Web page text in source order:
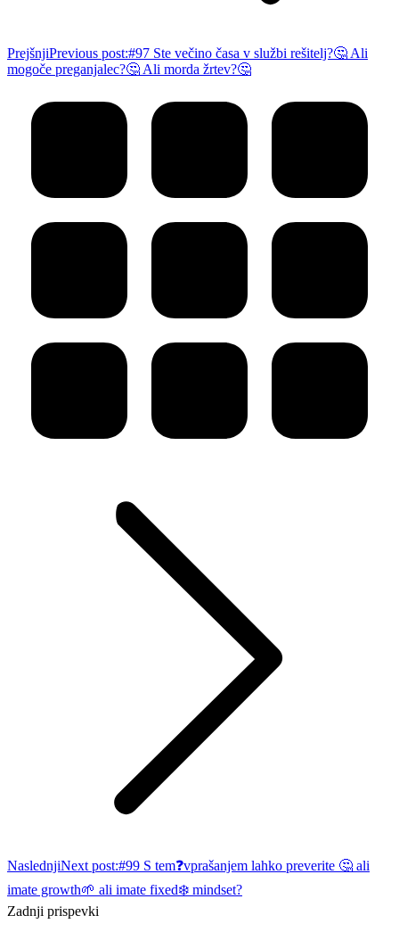
PrejšnjiPrevious post:#97 Ste večino časa v službi rešitelj?🤔 Ali
mogoče preganjalec?🤔 Ali morda žrtev?🤔
NaslednjiNext post:#99 S tem❓vprašanjem lahko preverite 🤔 ali
imate growth🌱 ali imate fixed❄️ mindset?
Zadnji prispevki